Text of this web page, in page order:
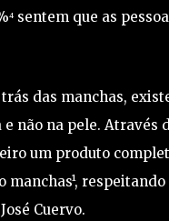
sentem que as
das manchas,
não na pele. Através
um produto
respeitando
Cuervo.